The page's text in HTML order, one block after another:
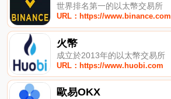
世界排名第一的以太幣交易所
URL：https://www.binance.com
火幣
成立於2013年的以太幣交易所
URL：https://www.huobi.com
歐易OKX